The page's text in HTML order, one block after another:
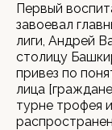
Первый
завоевал
лиги, Андрей
столицу
привез по
лица
турне трофея